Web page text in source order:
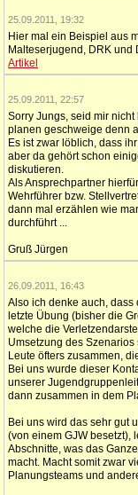
25.09.2011, 19:32
Hier mal ein Beispiel aus
Malteserjugend, DRK und
Artikel
25.09.2011, 22:57
Sorry Jungs, seid mir
planen geschweige denn
Es ist zwar löblich, dass
aber da gehört schon
diskutieren.
Als Ansprechpartner
Wehrführer bzw.
dann mal erzählen wie
durchführt ...
Gruß Jürgen
26.09.2011, 16:43
Also ich denke auch, dass
letzte Übung (bisher die
welche die
Umsetzung des
Leute öfters zusammen,
Bei uns wurde dieser
unserer
dann zusammen in dem
Bei uns wird das sehr gut
(von einem GJW besetzt),
Abschnitte, was das
macht. Macht somit zwar
Planungsteams und